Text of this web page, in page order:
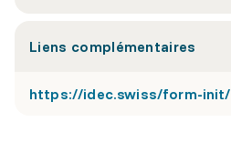
Liens complémentaires
https://idec.swiss/form-init/